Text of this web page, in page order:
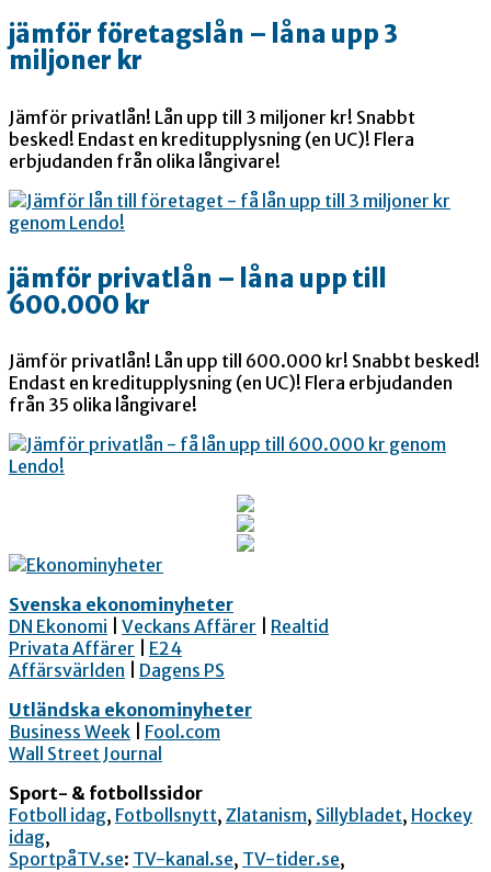
jämför företagslån – låna upp 3
miljoner kr
Jämför privatlån! Lån upp till 3 miljoner kr! Snabbt
besked! Endast en kreditupplysning (en UC)! Flera
erbjudanden från olika långivare!
jämför privatlån – låna upp till
600.000 kr
Jämför privatlån! Lån upp till 600.000 kr! Snabbt besked!
Endast en kreditupplysning (en UC)! Flera erbjudanden
från 35 olika långivare!
Svenska ekonominyheter
DN Ekonomi
Veckans Affärer
Realtid
Privata Affärer
E24
Affärsvärlden
Dagens PS
Utländska ekonominyheter
Business Week
Fool.com
Wall Street Journal
Sport- & fotbollssidor
Fotboll idag, Fotbollsnytt, Zlatanism, Sillybladet, Hockey
idag,
SportpåTV.se: TV-kanal.se, TV-tider.se,